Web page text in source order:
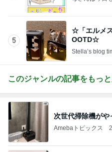
5
☆「エルメ
OOTD☆
このジャンルの記事をもっ
次世代掃除機がや
Amebaトピックス